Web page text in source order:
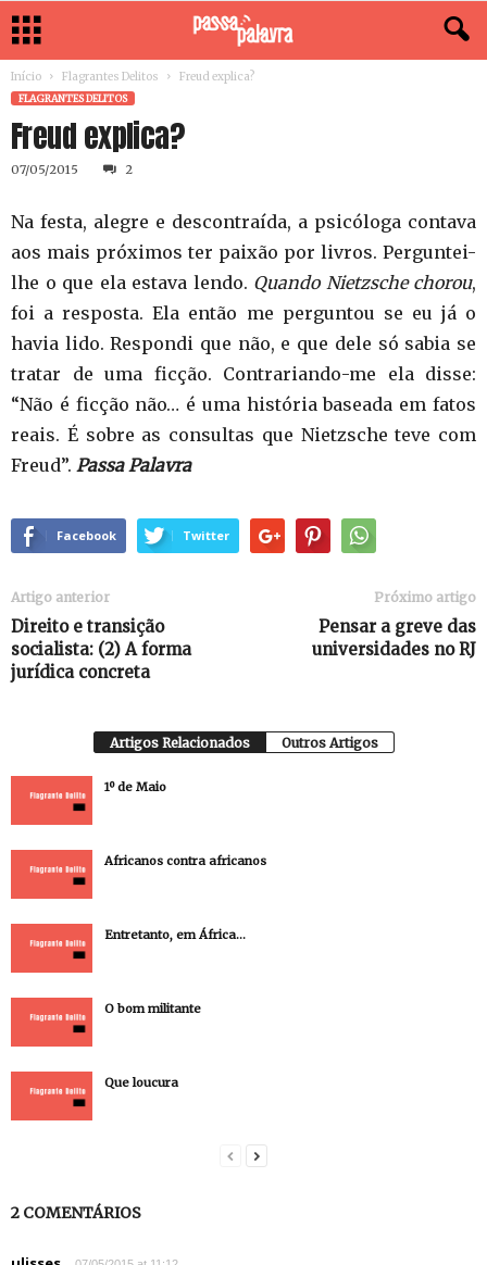
Início Flagrantes Delitos Freud explica?
FLAGRANTES DELITOS
Freud explica?
07/05/2015 2
Na festa, alegre e descontraída, a psicóloga contava
aos mais próximos ter paixão por livros. Perguntei-
lhe o que ela estava lendo. Quando Nietzsche chorou,
foi a resposta. Ela então me perguntou se eu já o
havia lido. Respondi que não, e que dele só sabia se
tratar de uma ficção. Contrariando-me ela disse:
“Não é ficção não… é uma história baseada em fatos
reais. É sobre as consultas que Nietzsche teve com
Freud”. Passa Palavra
Facebook Twitter
Artigo anterior
Direito e transição
socialista: (2) A forma
jurídica concreta
Próximo artigo
Pensar a greve das
universidades no RJ
Artigos Relacionados Outros Artigos
1º de Maio
Africanos contra africanos
Entretanto, em África…
O bom militante
Que loucura
2 COMENTÁRIOS